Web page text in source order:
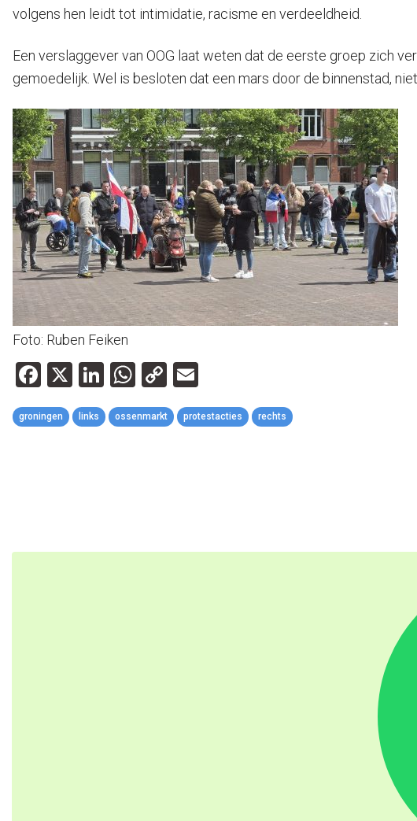
volgens hen leidt tot intimidatie, racisme en verdeeldheid.
Een verslaggever van OOG laat weten dat de eerste groep zich
gemoedelijk. Wel is besloten dat een mars door de binnenstad, niet
Foto: Ruben Feiken
Facebook
X LinkedIn
WhatsApp
Copy
Link
groningen links ossenmarkt protestacties rechts